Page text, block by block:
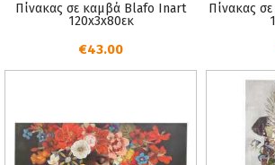
Πίνακας σε καμβά Blafo Inart
120x3x80εκ
€43.00
Πίνακας